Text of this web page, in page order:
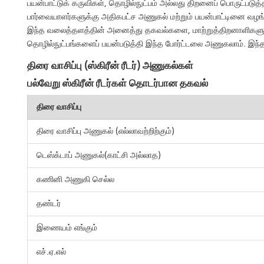
பயன்பாட்டுக் கருவிகள், தொழில்நுட்பம் அல்லது திறனைப்
பார்வையாளர்களுக்கு அதிகபட்ச அணுகல் மற்றும் பயன்பாட்டினை
இந்த வலைத்தளத்தின் அனைத்து தகவல்களை, மாற்றுத்திறனாளிகளும்
தொழில்நுட்பங்களைப் பயன்படுத்தி இந்த போர்ட்டலை அணுகலாம்.
திரை வாசிப்பு (ஸ்கிரீன் ரீடர்) அணுகல்கள்
பல்வேறு ஸ்கிரீன் ரீடர்கள் தொடர்பான தகவல்
திரை வாசிப்பு
திரை வாசிப்பு அணுகல் (எல்லாவற்றிற்கும்)
டெஸ்க்டாப் அணுகல்(காட்சி அல்லாத)
கணினி அணுகி செல்ல
தண்டர்
இணையம் எங்கும்
எச்.ஏ.எல்